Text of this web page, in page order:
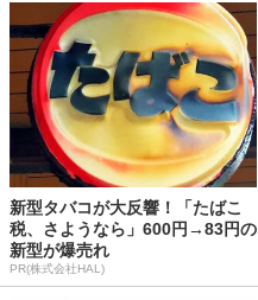
新型タバコが大反響！「たばこ
税、さようなら」600円→83円の
新型が爆売れ
PR(株式会社HAL)